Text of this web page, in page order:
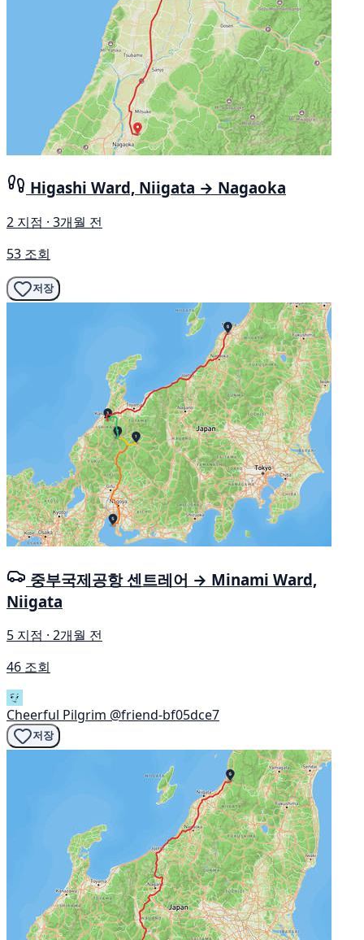
Higashi Ward, Niigata → Nagaoka
2 지점 · 3개월 전
53 조회
저장
중부국제공항 센트레어 → Minami Ward,
Niigata
5 지점 · 2개월 전
46 조회
Cheerful Pilgrim @friend-bf05dce7
저장